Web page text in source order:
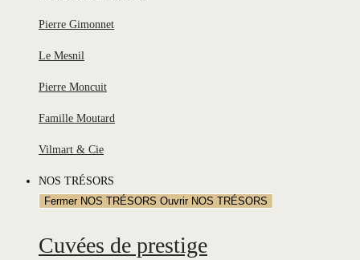
Pierre Gimonnet
Le Mesnil
Pierre Moncuit
Famille Moutard
Vilmart & Cie
NOS TRÉSORS
Fermer NOS TRÉSORS Ouvrir NOS TRÉSORS
Cuvées de prestige